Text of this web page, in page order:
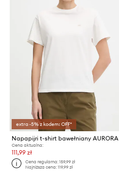
extra -5% z kodem: OFF*
Napapijri t-shirt bawełniany AURORA
Cena aktualna:
111,99 zł
Cena regularna:159,99 zł
Najniższa cena:119,99 zł